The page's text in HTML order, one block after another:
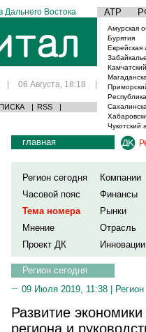
Дальнего Востока АТР
| 06 Августа, 18:18 |
| RSS |
Амурская
Бурятия
Еврейская
Чукотский
главная
Регион сегодня
Компании
Часовой пояс
Финансы
Тема номера
Рынки
Мнение
Отрасль
Проект ДК
Инновации
Регион сегодня
09 Июля 2019, 11:38 |
Развитие
региона и